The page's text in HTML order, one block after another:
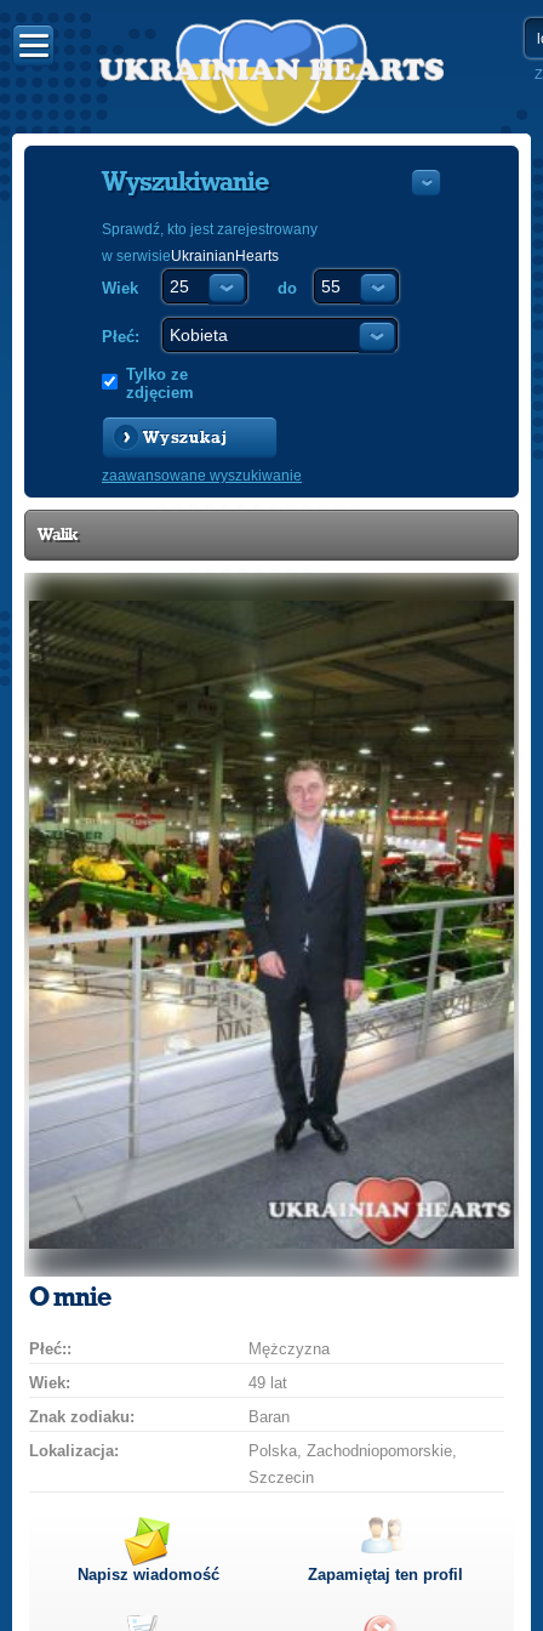
Wyszukiwanie
Sprawdź, kto jest zarejestrowany
w serwisieUkrainianHearts
Wiek do
Płeć:
Tylko ze
zdjęciem
Wyszukaj
zaawansowane wyszukiwanie
Walik
O mnie
Płeć::
Mężczyzna
Wiek:
49 lat
Znak zodiaku:
Baran
Lokalizacja:
Polska, Zachodniopomorskie,
Szczecin
Napisz wiadomość Zapamiętaj ten profil